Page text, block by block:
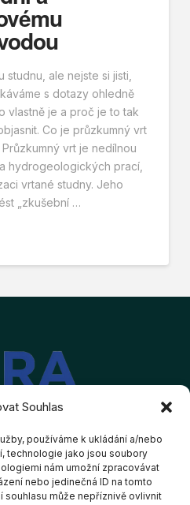
Souhlas
používáme k ukládání a/nebo
technologie jako jsou soubory
nám umožní zpracovávat
nebo jedinečná ID na tomto
souhlasu může nepříznivě ovlivnit
studnu, ale nejste si jisti,
s dotazy ohledně
vlastně je a proč je to tak
Co je průzkumný vrt
vrt je nedílnou
hydrogeologických prací,
vrtané studny. Jeho
„zkušební …
Provozovatel